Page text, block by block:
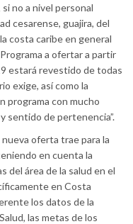
no a nivel personal
cesarense, guajira, del
costa caribe en general
a ofertar a partir
estará revestido de todas
exige, así como la
programa con mucho
sentido de pertenencia”.
oferta trae para la
en cuenta la
del área de la salud en el
en Costa
los datos de la
las metas de los